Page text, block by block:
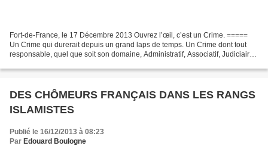
Fort-de-France, le 17 Décembre 2013 Ouvrez l’œil, c’est un Crime. =====
Un Crime qui durerait depuis un grand laps de temps. Un Crime dont tout
responsable, quel que soit son domaine, Administratif, Associatif, Judiciaire,
DES CHÔMEURS FRANÇAIS DANS LES RANGS
ISLAMISTES
Publié le 16/12/2013 à 08:23
Par Edouard Boulogne